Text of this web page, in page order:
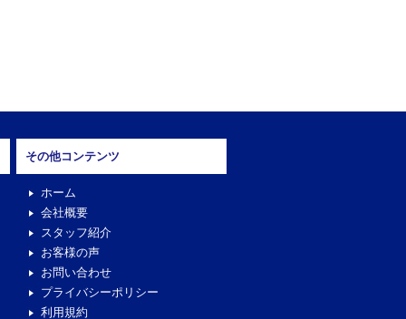
その他コンテンツ
ホーム
会社概要
スタッフ紹介
お客様の声
お問い合わせ
プライバシーポリシー
利用規約